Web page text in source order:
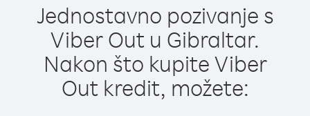
Jednostavno pozivanje s
Viber Out u Gibraltar.
Nakon što kupite Viber
Out kredit, možete: